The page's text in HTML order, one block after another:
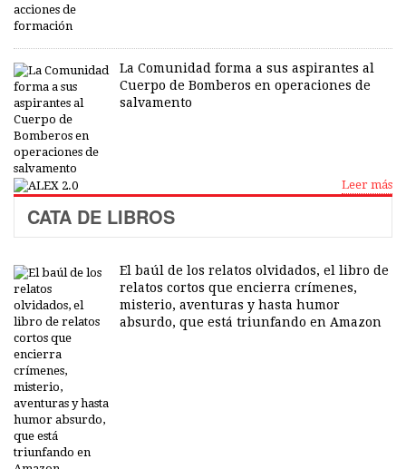
La Comunidad forma a sus aspirantes al
Cuerpo de Bomberos en operaciones de
salvamento
Leer más
CATA DE LIBROS
El baúl de los relatos olvidados, el libro de
relatos cortos que encierra crímenes,
misterio, aventuras y hasta humor
absurdo, que está triunfando en Amazon